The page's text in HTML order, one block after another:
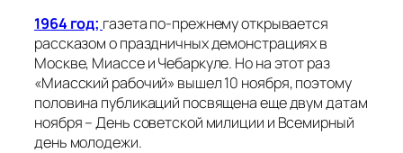
1964 год; газета по-прежнему открывается
рассказом о праздничных демонстрациях в
Москве, Миассе и Чебаркуле. Но на этот раз
«Миасский рабочий» вышел 10 ноября, поэтому
половина публикаций посвящена еще двум датам
ноября – День советской милиции и Всемирный
день молодежи.